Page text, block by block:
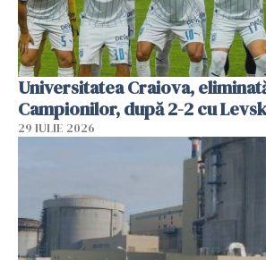
Universitatea Craiova,
Campionilor, după 2-2 cu
29 IULIE 2026